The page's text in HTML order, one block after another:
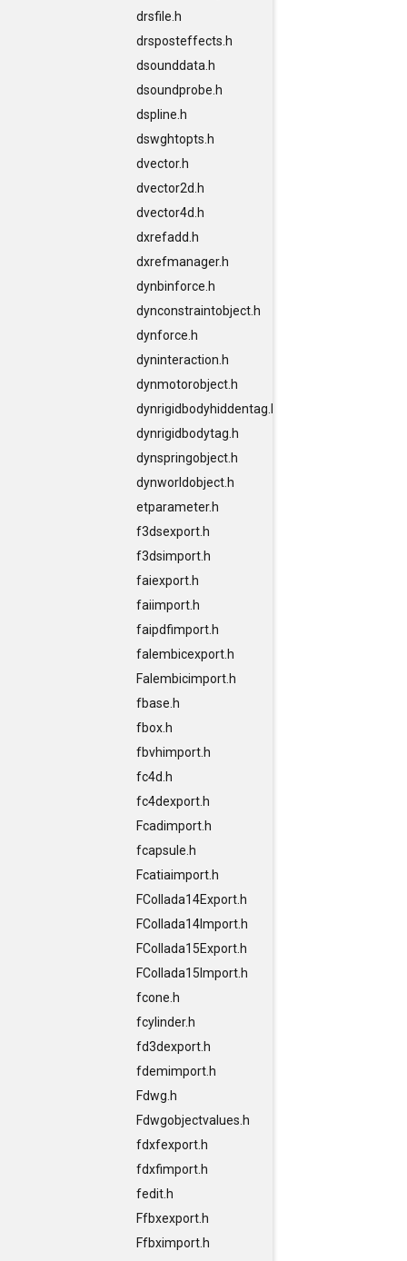
drsfile.h
drsposteffects.h
dsounddata.h
dsoundprobe.h
dspline.h
dswghtopts.h
dvector.h
dvector2d.h
dvector4d.h
dxrefadd.h
dxrefmanager.h
dynbinforce.h
dynconstraintobject.h
dynforce.h
dyninteraction.h
dynmotorobject.h
dynrigidbodyhiddentag.h
dynrigidbodytag.h
dynspringobject.h
dynworldobject.h
etparameter.h
f3dsexport.h
f3dsimport.h
faiexport.h
faiimport.h
faipdfimport.h
falembicexport.h
Falembicimport.h
fbase.h
fbox.h
fbvhimport.h
fc4d.h
fc4dexport.h
Fcadimport.h
fcapsule.h
Fcatiaimport.h
FCollada14Export.h
FCollada14Import.h
FCollada15Export.h
FCollada15Import.h
fcone.h
fcylinder.h
fd3dexport.h
fdemimport.h
Fdwg.h
Fdwgobjectvalues.h
fdxfexport.h
fdxfimport.h
fedit.h
Ffbxexport.h
Ffbximport.h